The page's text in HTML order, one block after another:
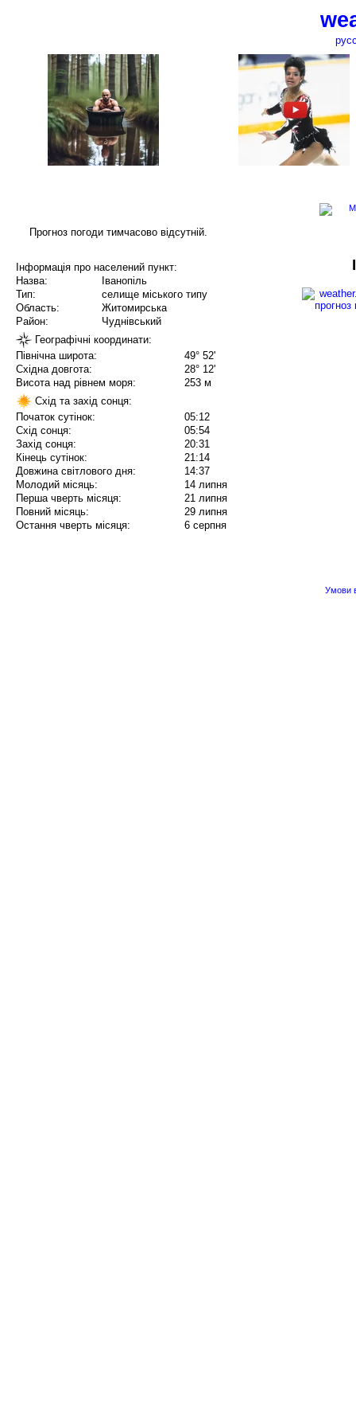
Прогноз погоди тимчасово відсутній.
Інформація про населений пункт:
Назва:
Іванопіль
Тип:
селище міського типу
Область:
Житомирська
Район:
Чуднівський
Географічні координати:
Північна широта:
49° 52'
Східна довгота:
28° 12'
Висота над рівнем моря:
253 м
Схід та захід сонця:
Початок сутінок:
05:12
Схід сонця:
05:54
Захід сонця:
20:31
Кінець сутінок:
21:14
Довжина світлового дня:
14:37
Молодий місяць:
14 липня
Перша чверть місяця:
21 липня
Повний місяць:
29 липня
Остання чверть місяця:
6 серпня
Умови